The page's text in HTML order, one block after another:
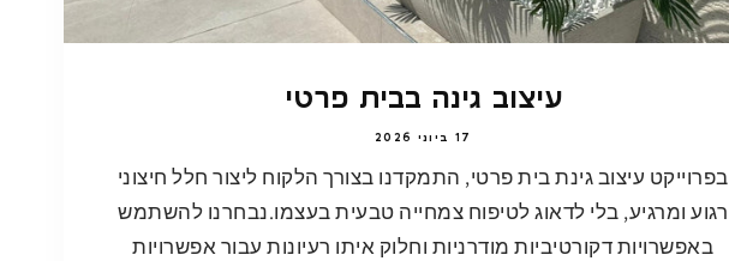
עיצוב גינה בבית פרטי
17 ביוני 2026
בפרוייקט עיצוב גינת בית פרטי, התמקדנו בצורך הלקוח ליצור חלל חיצוני
רגוע ומרגיע, בלי לדאוג לטיפוח צמחייה טבעית בעצמו.נבחרנו להשתמש
באפשרויות דקורטיביות מודרניות וחלוק איתו רעיונות עבור אפשרויות